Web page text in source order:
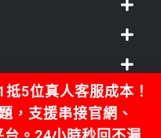
5位真人客服成本！
，支援串接官網、